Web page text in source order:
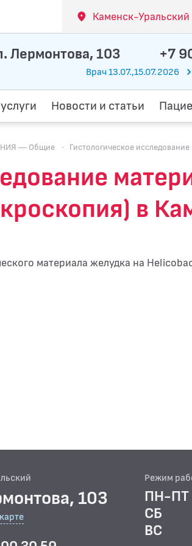
Каменск-Уральский
Лермонтова, 103 +7
Врач 13.07.,15.07.2026
Новости и статьи
— Общие · Гистологическое
в
материала желудка на
103
Режим
ПН-ПТ
СБ
ВС